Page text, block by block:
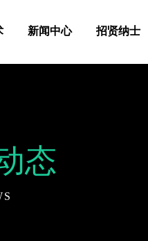
新闻中心 招贤纳士
态